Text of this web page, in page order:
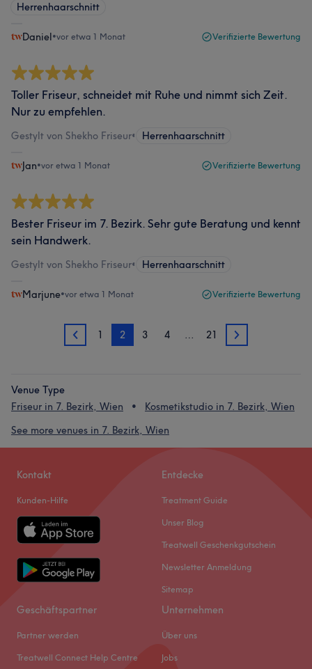
Herrenhaarschnitt
Daniel•vor etwa 1 Monat Verifizierte Bewertung
Toller Friseur, schneidet mit Ruhe und nimmt sich Zeit.
Nur zu empfehlen.
Gestylt von Shekho Friseur• Herrenhaarschnitt
Jan•vor etwa 1 Monat Verifizierte Bewertung
Bester Friseur im 7. Bezirk. Sehr gute Beratung und kennt
sein Handwerk.
Gestylt von Shekho Friseur• Herrenhaarschnitt
Marjune•vor etwa 1 Monat Verifizierte Bewertung
1 1 2 3 4 … 21 3
Venue Type
Friseur in 7. Bezirk, Wien
Kosmetikstudio in 7. Bezirk, Wien
See more venues in 7. Bezirk, Wien
Kontakt
Kunden-Hilfe
Entdecke
Treatment Guide
Unser Blog
Treatwell Geschenkgutschein
Newsletter Anmeldung
Sitemap
Geschäftspartner
Partner werden
Treatwell Connect Help Centre
Unternehmen
Über uns
Jobs